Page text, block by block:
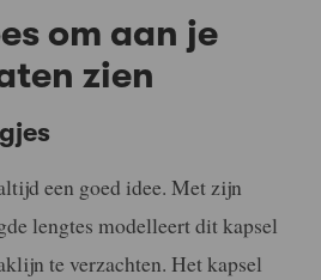
om aan je
zien
een goed idee. Met zijn
lengtes modelleert dit kapsel
te verzachten. Het kapsel